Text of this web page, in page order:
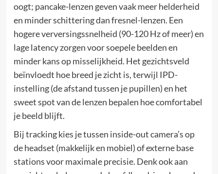
oogt; pancake-lenzen geven vaak meer helderheid
en minder schittering dan fresnel-lenzen. Een
hogere verversingssnelheid (90-120 Hz of meer) en
lage latency zorgen voor soepele beelden en
minder kans op misselijkheid. Het gezichtsveld
beïnvloedt hoe breed je zicht is, terwijl IPD-
instelling (de afstand tussen je pupillen) en het
sweet spot van de lenzen bepalen hoe comfortabel
je beeld blijft.
Bij tracking kies je tussen inside-out camera’s op
de headset (makkelijk en mobiel) of externe base
stations voor maximale precisie. Denk ook aan